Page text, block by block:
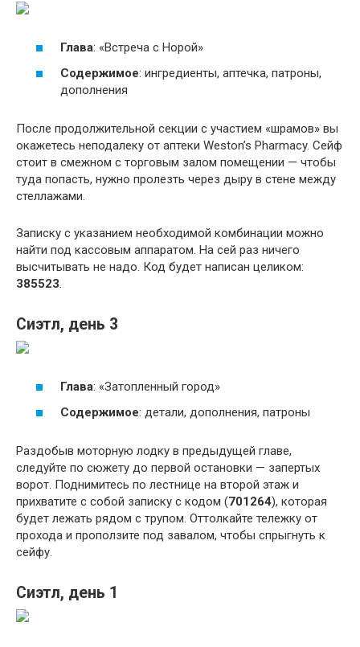
Глава: «Встреча с Норой»
Содержимое: ингредиенты, аптечка, патроны,
дополнения
После продолжительной секции с участием «шрамов» вы
окажетесь неподалеку от аптеки Weston’s Pharmacy. Сейф
стоит в смежном с торговым залом помещении — чтобы
туда попасть, нужно пролезть через дыру в стене между
стеллажами.
Записку с указанием необходимой комбинации можно
найти под кассовым аппаратом. На сей раз ничего
высчитывать не надо. Код будет написан целиком:
385523
Сиэтл, день 3
Глава: «Затопленный город»
Содержимое: детали, дополнения, патроны
Раздобыв моторную лодку в предыдущей главе,
следуйте по сюжету до первой остановки — запертых
ворот. Поднимитесь по лестнице на второй этаж и
прихватите с собой записку с кодом (701264), которая
будет лежать рядом с трупом. Оттолкайте тележку от
прохода и проползите под завалом, чтобы спрыгнуть к
сейфу.
Сиэтл, день 1